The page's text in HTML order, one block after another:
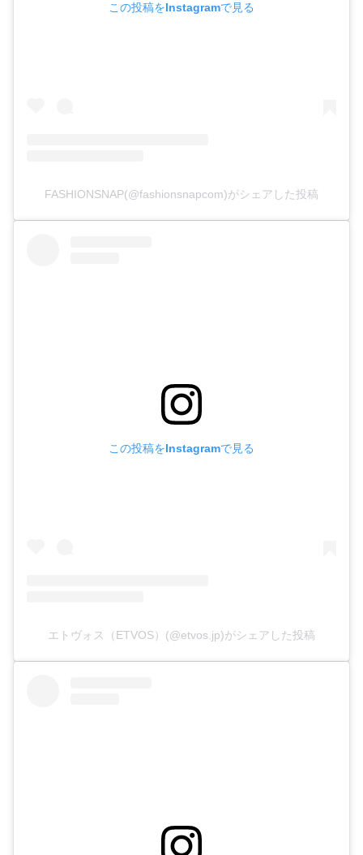
この投稿をInstagramで見る
FASHIONSNAP(@fashionsnapcom)がシェアした投稿
この投稿をInstagramで見る
エトヴォス（ETVOS）(@etvos.jp)がシェアした投稿